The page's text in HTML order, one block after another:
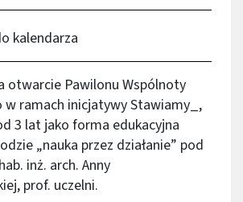
kalendarza
otwarcie Pawilonu Wspólnoty
w ramach inicjatywy Stawiamy_,
3 lat jako forma edukacyjna
„nauka przez działanie” pod
inż. arch. Anny
prof. uczelni.